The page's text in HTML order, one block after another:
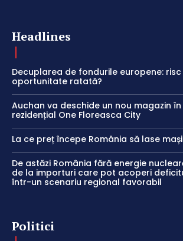
Headlines
Decuplarea de fondurile europene: risc
oportunitate ratată?
Auchan va deschide un nou magazin
rezidențial One Floreasca City
La ce preț începe România să lase
De astăzi România fără energie
de la importuri care pot acoperi
într-un scenariu regional favorabil
Politici